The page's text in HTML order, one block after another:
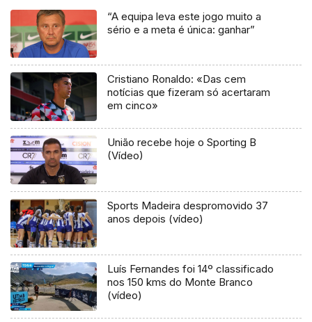
“A equipa leva este jogo muito a
sério e a meta é única: ganhar”
Cristiano Ronaldo: «Das cem
notícias que fizeram só acertaram
em cinco»
União recebe hoje o Sporting B
(Vídeo)
Sports Madeira despromovido 37
anos depois (vídeo)
Luís Fernandes foi 14º classificado
nos 150 kms do Monte Branco
(vídeo)